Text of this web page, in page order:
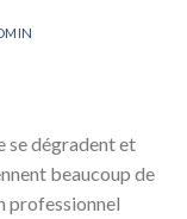
se dégradent et
beaucoup de
professionnel